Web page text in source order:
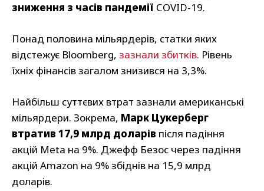
зниження з часів пандемії COVID-19.
Понад половина мільярдерів, статки яких
відстежує Bloomberg, зазнали збитків. Рівень
їхніх фінансів загалом знизився на 3,3%.
Найбільш суттєвих втрат зазнали американські
мільярдери. Зокрема, Марк Цукерберг
втратив 17,9 млрд доларів після падіння
акцій Meta на 9%. Джефф Безос через падіння
акцій Amazon на 9% збіднів на 15,9 млрд
доларів.